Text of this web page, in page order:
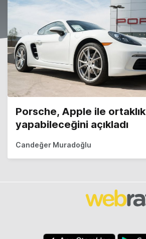
Porsche, Apple ile ortaklık
yapabileceğini açıkladı
Candeğer Muradoğlu